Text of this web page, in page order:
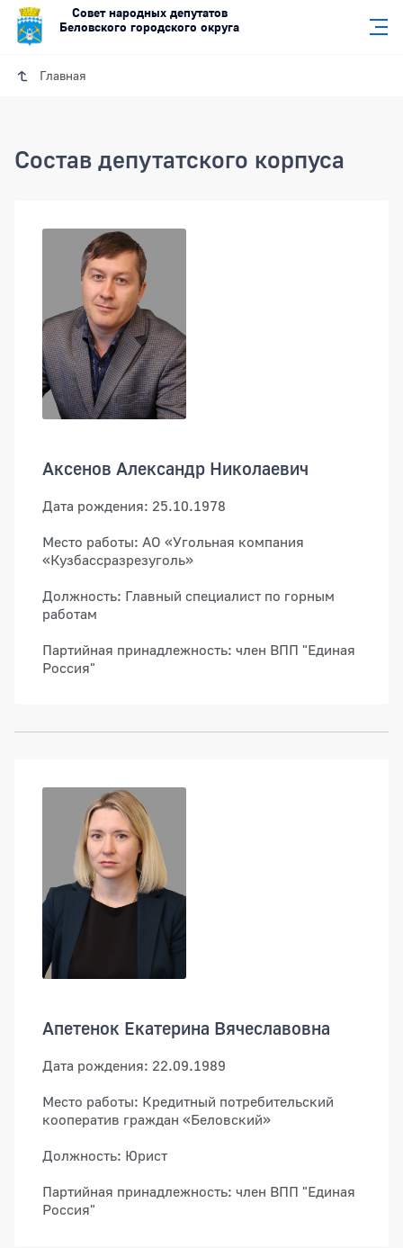
Совет народных депутатов
Беловского городского округа
Главная
Состав депутатского корпуса
Аксенов Александр Николаевич
Дата рождения: 25.10.1978
Место работы: АО «Угольная компания
«Кузбассразрезуголь»
Должность: Главный специалист по горным
работам
Партийная принадлежность: член ВПП "Единая
Россия"
Апетенок Екатерина Вячеславовна
Дата рождения: 22.09.1989
Место работы: Кредитный потребительский
кооператив граждан «Беловский»
Должность: Юрист
Партийная принадлежность: член ВПП "Единая
Россия"